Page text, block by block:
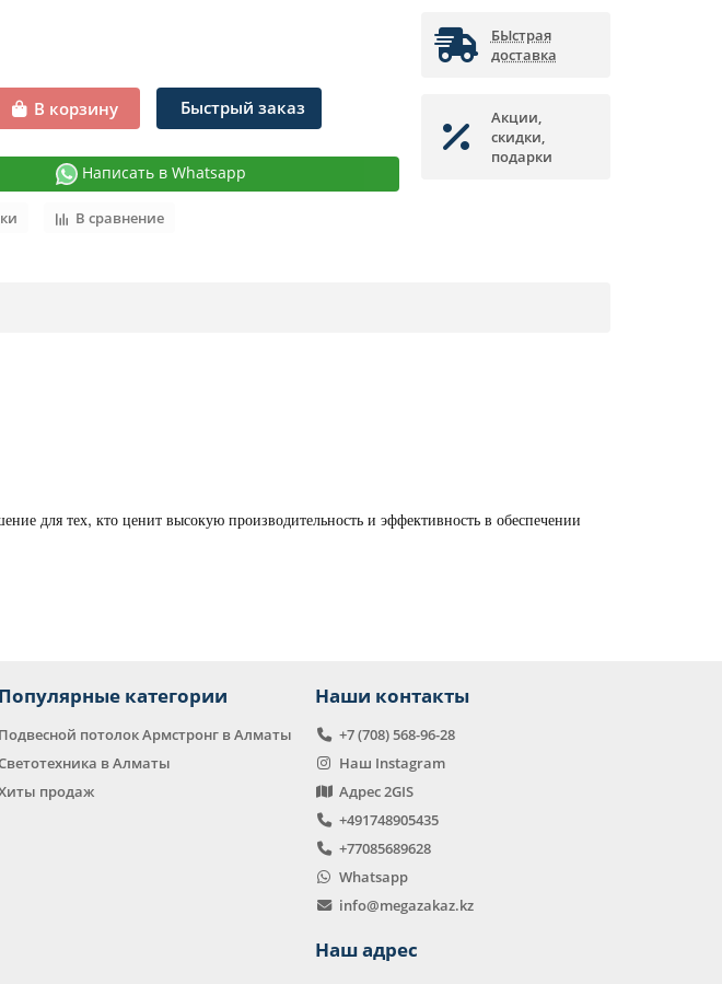
В корзину Быстрый заказ
Написать в Whatsapp
В сравнение
БЫстрая
доставка
Акции,
скидки,
подарки
для тех, кто ценит высокую производительность и эффективность в обеспечении
Популярные категории
Подвесной потолок Армстронг в Алматы
в Алматы
продаж
Наши контакты
+7 (708) 568-96-28
Наш Instagram
Адрес 2GIS
+491748905435
+77085689628
Whatsapp
info@megazakaz.kz
Наш адрес